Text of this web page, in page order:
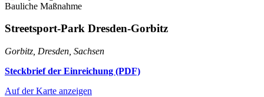
Bauliche Maßnahme
Streetsport-Park Dresden-Gorbitz
Gorbitz, Dresden, Sachsen
Steckbrief der Einreichung (PDF)
Auf der Karte anzeigen